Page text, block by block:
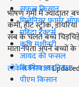
सफल किसान
मिलेनियर फार्मर ऑफ
महिंद्रा ट्रैक्टर्स
कृषि मशीनरी
जायद की फसल
बिज़नेस आइडियाज
पीएम किसान
भीषण गर्मी में ज्यादातर
कमी, हीट स्ट्रोक,
सब के चलते बच्चे
माता-पिता अपने बच्चों
लोकेश निरवाल